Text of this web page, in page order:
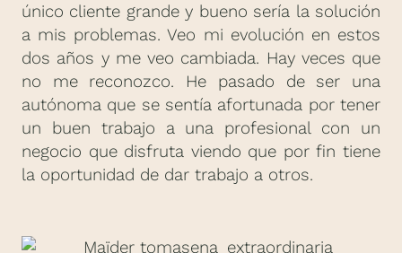
único cliente grande y bueno sería la solución
a mis problemas. Veo mi evolución en estos
dos años y me veo cambiada. Hay veces que
no me reconozco. He pasado de ser una
autónoma que se sentía afortunada por tener
un buen trabajo a una profesional con un
negocio que disfruta viendo que por fin tiene
la oportunidad de dar trabajo a otros.